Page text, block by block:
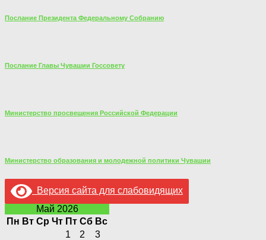
Послание Президента Федеральному Собранию
Послание Главы Чувашии Госсовету
Министерство просвещения Российской Федерации
Министерство образования и молодежной политики Чувашии
Версия сайта для слабовидящих
Май 2026
Пн Вт Ср Чт Пт Сб Вс
1
2
3